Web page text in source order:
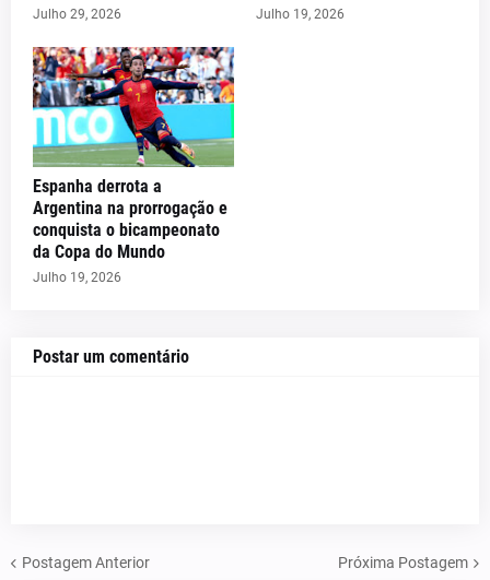
Julho 29, 2026 Julho 19, 2026
Espanha derrota a
Argentina na prorrogação e
conquista o bicampeonato
da Copa do Mundo
Julho 19, 2026
Postar um comentário
Postagem Anterior Próxima Postagem